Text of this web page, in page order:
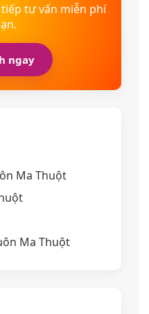
tư vấn miễn phí
ngay
Ma Thuột
Ma Thuột